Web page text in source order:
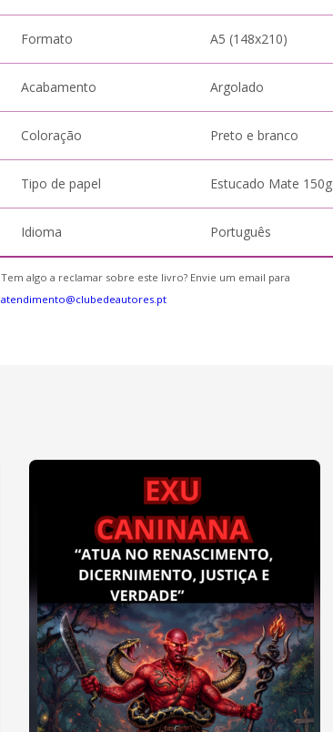
Formato A5 (148x210)
Acabamento Argolado
Coloração Preto e branco
Tipo de papel Estucado Mate 150g
Idioma Português
Tem algo a reclamar sobre este livro? Envie um email para
atendimento@clubedeautores.pt